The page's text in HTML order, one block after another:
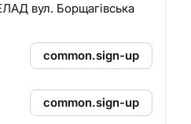
вул. Борщагівська
common.sign-up
common.sign-up